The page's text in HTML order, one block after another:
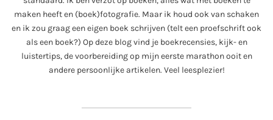
maken heeft en (boek)fotografie. Maar ik houd ook van schaken
en ik zou graag een eigen boek schrijven (telt een proefschrift ook
als een boek?) Op deze blog vind je boekrecensies, kijk- en
luistertips, de voorbereiding op mijn eerste marathon ooit en
andere persoonlijke artikelen. Veel leesplezier!